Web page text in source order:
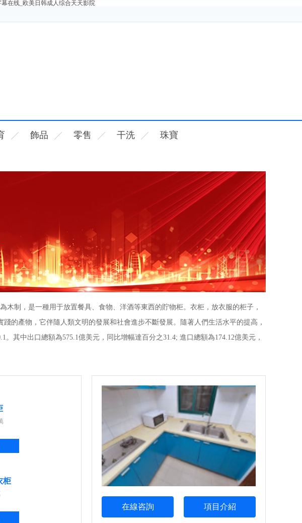
在线_欧美日韩成人综合天天影院
飾品 零售 干洗 珠寶
制，是一種用于放置餐具、食物、洋酒等東西的貯物柜。衣柜，放衣服的柜子，
的產物，它伴隨人類文明的發展和社會進步不斷發展。隨著人們生活水平的提高，
其中出口總額為575.1億美元，同比增幅達百分之31.4; 進口總額為174.12億美元，
柜
在線咨詢 項目介紹